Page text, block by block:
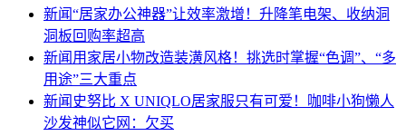
新闻“居家办公神器”让效率激增！升降笔电架、收纳洞
洞板回购率超高
新闻 用家居小物改造装潢风格！挑选时掌握“色调”、“多
用途”三大重点
新闻 史努比 X UNIQLO居家服只有可爱！咖啡小狗懒人
沙发神似它网：欠买